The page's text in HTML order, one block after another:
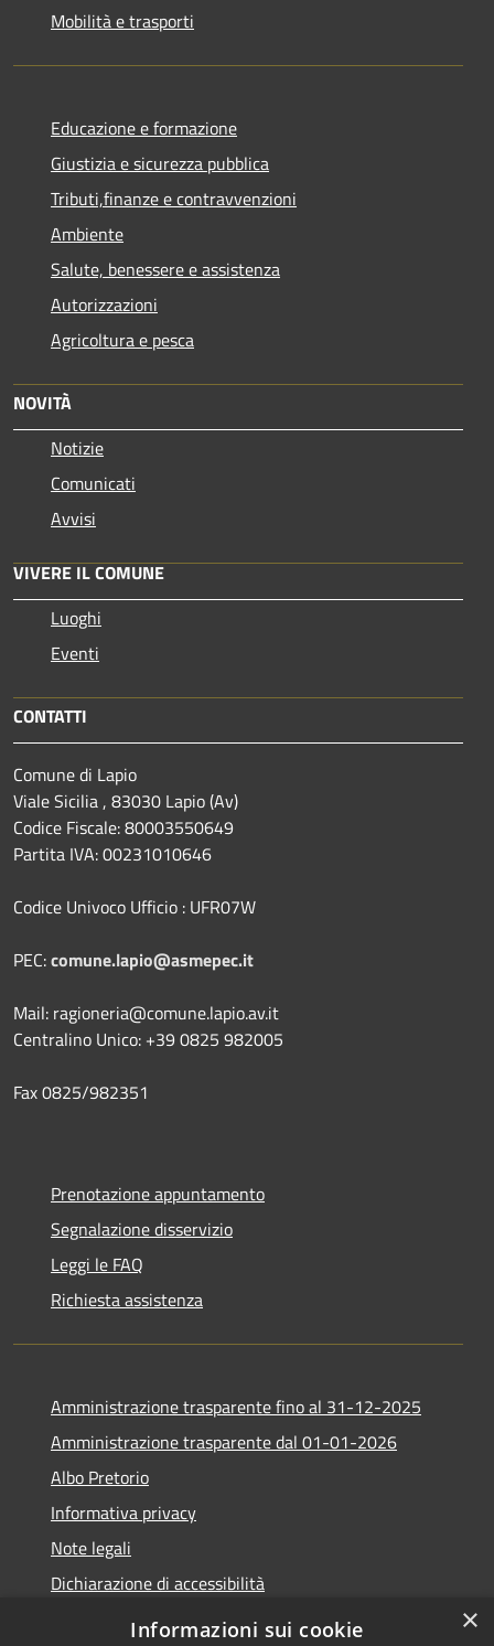
Mobilità e trasporti
Educazione e formazione
Giustizia e sicurezza pubblica
Tributi,finanze e contravvenzioni
Ambiente
Salute, benessere e assistenza
Autorizzazioni
Agricoltura e pesca
NOVITÀ
Notizie
Comunicati
Avvisi
VIVERE IL COMUNE
Luoghi
Eventi
CONTATTI
Comune di Lapio
Viale Sicilia , 83030 Lapio (Av)
Codice Fiscale: 80003550649
Partita IVA: 00231010646
Codice Univoco Ufficio : UFR07W
PEC:comune.lapio@asmepec.it
Mail: ragioneria@comune.lapio.av.it
Centralino Unico: +39 0825 982005
Fax 0825/982351
Prenotazione appuntamento
Segnalazione disservizio
Leggi le FAQ
Richiesta assistenza
Amministrazione trasparente fino al 31-12-2025
Amministrazione trasparente dal 01-01-2026
Albo Pretorio
Informativa privacy
Note legali
Dichiarazione di accessibilità
×
Informazioni sui cookie